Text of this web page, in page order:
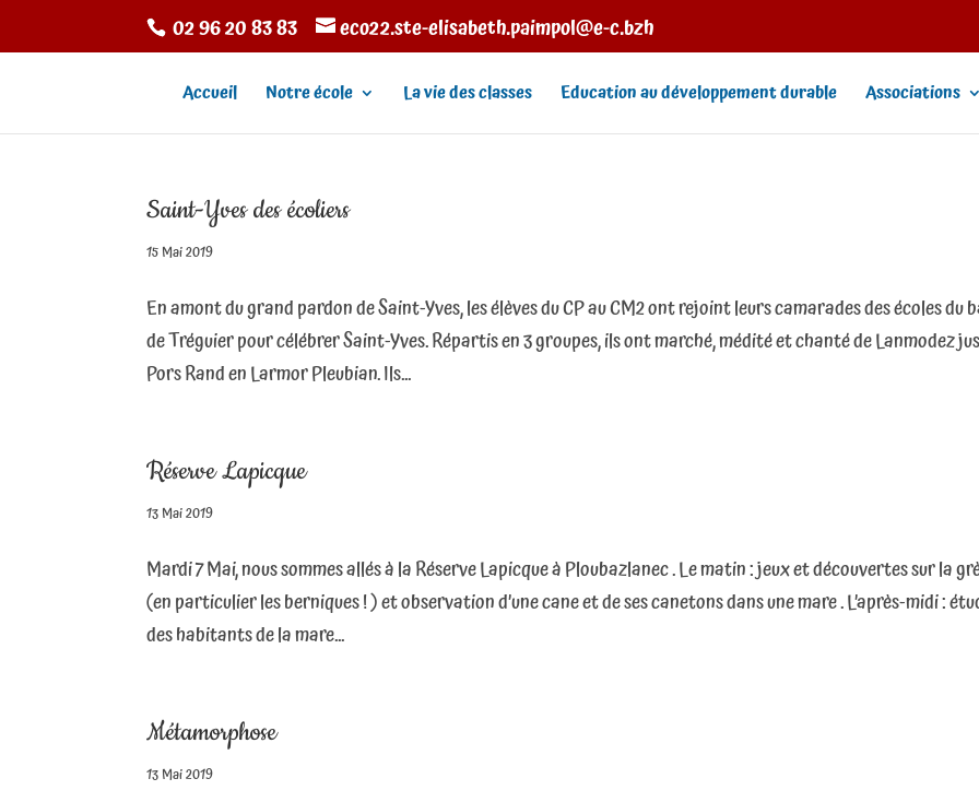
02 96 20 83 83 eco22.ste-elisabeth.paimpol@e-c.bzh
Accueil Notre école La vie des classes Education au développement durable Associations
Saint-Yves des écoliers
15 Mai 2019
En amont du grand pardon de Saint-Yves, les élèves du CP au CM2 ont rejoint leurs camarades des écoles du
de Tréguier pour célébrer Saint-Yves. Répartis en 3 groupes, ils ont marché, médité et chanté de Lanmodez
Pors Rand en Larmor Pleubian. Ils...
Réserve Lapicque
13 Mai 2019
Mardi 7 Mai, nous sommes allés à la Réserve Lapicque à Ploubazlanec . Le matin : jeux et découvertes sur la
(en particulier les berniques ! ) et observation d’une cane et de ses canetons dans une mare . L’après-midi :
des habitants de la mare...
Métamorphose
13 Mai 2019